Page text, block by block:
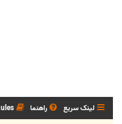
لینک سریع راهنما